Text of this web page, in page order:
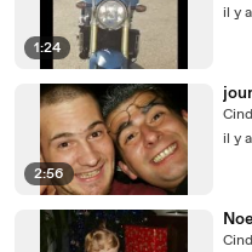
1:24
il y
2:56
il y